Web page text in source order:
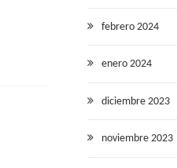
febrero 2024
enero 2024
diciembre 2023
noviembre 2023